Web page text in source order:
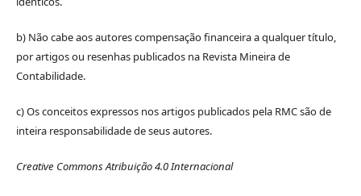
b) Não cabe aos autores compensação financeira a qualquer título,
por artigos ou resenhas publicados na Revista Mineira de
Contabilidade.
c) Os conceitos expressos nos artigos publicados pela RMC são de
inteira responsabilidade de seus autores.
Creative Commons Atribuição 4.0 Internacional